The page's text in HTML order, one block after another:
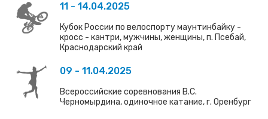
11 - 14.04.2025
Кубок России по велоспорту маунтинбайку -
кросс - кантри, мужчины, женщины, п. Псебай,
Краснодарский край
09 - 11.04.2025
Всероссийские соревнования В.С.
Черномырдина, одиночное катание, г. Оренбург